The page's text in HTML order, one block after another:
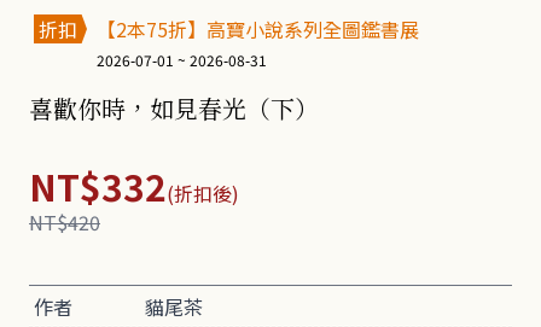
折扣 【2本75折】高寶小說系列全圖鑑書展
2026-07-01 ~ 2026-08-31
喜歡你時，如見春光（下）
NT$332(折扣後)
NT$420
作者
貓尾茶